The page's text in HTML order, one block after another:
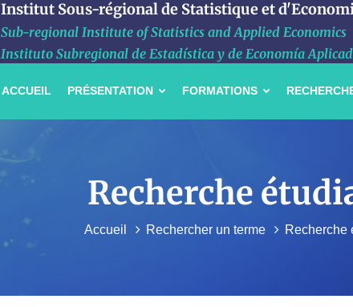
Institut Sous-régional de Statistique et
Sub-regional Institute of Statistics and Applied Economics
Instituto Subregional de Estadística y de Economía
ACCUEIL PRÉSENTATION FORMATIONS
Recherche
Accueil Rechercher un terme Recherche